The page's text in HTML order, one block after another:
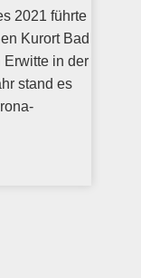
2021 führte
Kurort Bad
Erwitte in der
stand es